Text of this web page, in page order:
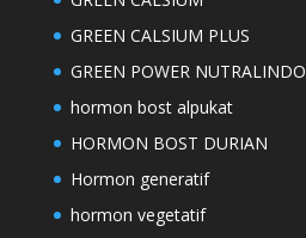
GREEN CALSIUM PLUS
GREEN POWER NUTRALINDO
hormon bost alpukat
HORMON BOST DURIAN
Hormon generatif
hormon vegetatif